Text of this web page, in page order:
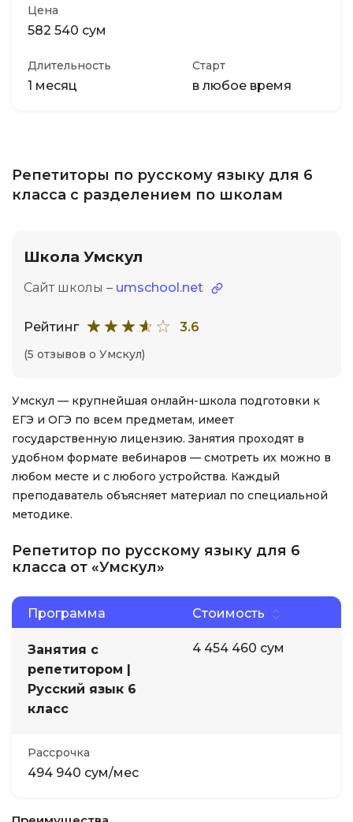
Цена
582 540 сум
Длительность
1 месяц
Старт
в любое время
Репетиторы по русскому языку для 6
класса с разделением по школам
Школа Умскул
Сайт школы – umschool.net
Рейтинг 3.6
(5 отзывов о Умскул)
Умскул — крупнейшая онлайн-школа подготовки к
ЕГЭ и ОГЭ по всем предметам, имеет
государственную лицензию. Занятия проходят в
удобном формате вебинаров — смотреть их можно в
любом месте и с любого устройства. Каждый
преподаватель объясняет материал по специальной
методике.
Репетитор по русскому языку для 6
класса от «Умскул»
Программа Стоимость
Занятия с
репетитором |
Русский язык 6
класс
4 454 460 сум
Рассрочка
494 940 сум/мес